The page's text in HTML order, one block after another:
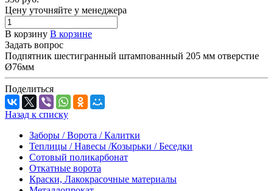
Цену уточняйте у менеджера
В корзину В корзине
Задать вопрос
Подпятник шестигранный штампованный 205 мм отверстие
Ø76мм
Поделиться
Назад к списку
Заборы / Ворота / Калитки
Теплицы / Навесы /Козырьки / Беседки
Сотовый поликарбонат
Откатные ворота
Краски, Лакокрасочные материалы